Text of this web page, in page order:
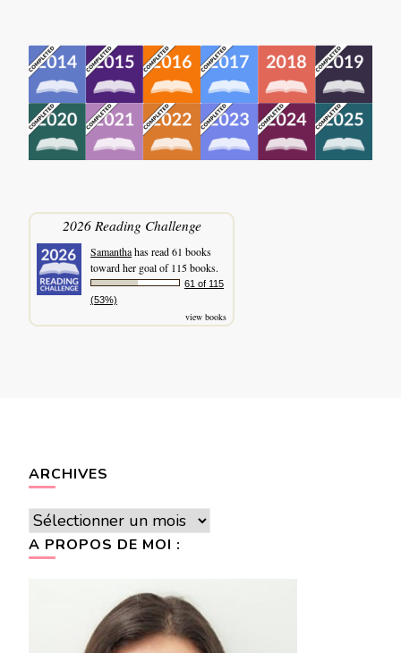
2026 Reading Challenge
Samanthahas read 61 books
toward her goal of 115 books.
61 of 115
(53%)
view books
ARCHIVES
Archives
A PROPOS DE MOI :